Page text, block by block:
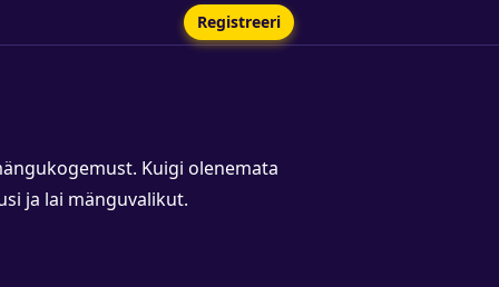
Registreeri
Kuigi olenemata
ja lai mänguvalikut.